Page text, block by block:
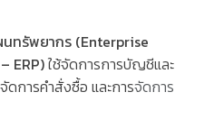
นทรัพยากร (Enterprise
ERP)ใช้จัดการการบัญชีและ
ดการคำสั่งซื้อ และการจัดการ